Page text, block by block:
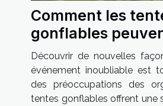
Comment les
gonflables
dynamiser vos
Découvrir de nouvelles
événement inoubliable est
des préoccupations des
tentes gonflables offrent une